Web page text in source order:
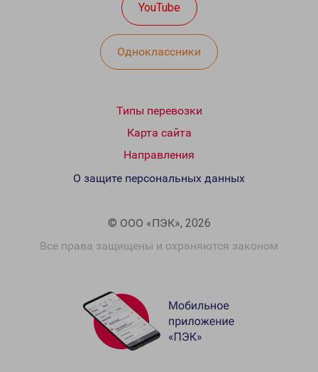
YouTube
Одноклассники
Типы перевозки
Карта сайта
Направления
© ООО «ПЭК», 2026
Все права защищены и охраняются законом
О защите персональных данных